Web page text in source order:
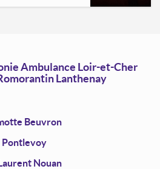
Ambulance Loir-et-Cher
Lanthenay
Beuvron
Pontlevoy
Nouan